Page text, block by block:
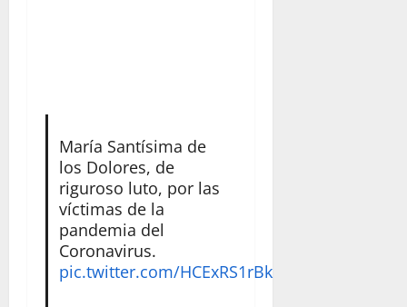
María Santísima de
los Dolores, de
riguroso luto, por las
víctimas de la
pandemia del
Coronavirus.
pic.twitter.com/HCExRS1rBk